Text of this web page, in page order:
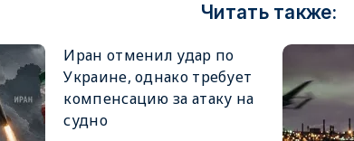
Читать также:
Иран отменил удар по
Украине, однако требует
компенсацию за атаку на
судно